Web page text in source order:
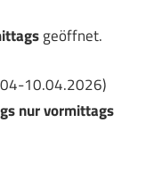
geöffnet.
10.04.2026)
nur vormittags